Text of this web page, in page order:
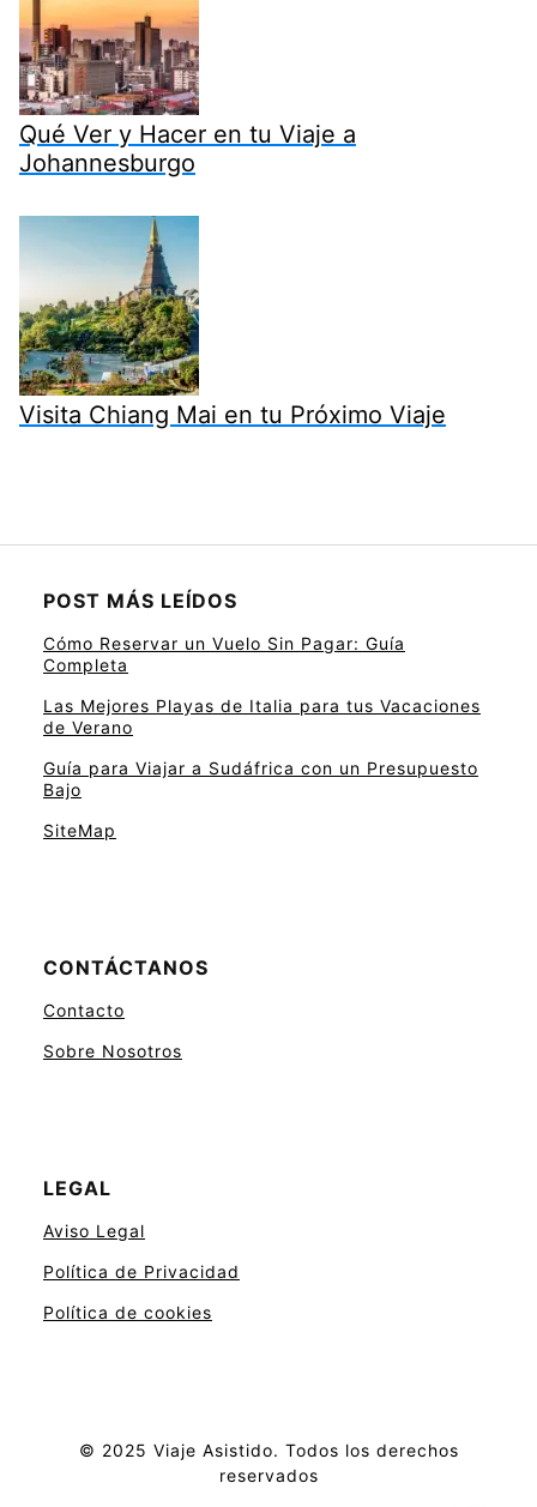
Qué Ver y Hacer en tu Viaje a
Johannesburgo
Visita Chiang Mai en tu Próximo Viaje
POST MÁS LEÍDOS
Cómo Reservar un Vuelo Sin Pagar: Guía
Completa
Las Mejores Playas de Italia para tus Vacaciones
de Verano
Guía para Viajar a Sudáfrica con un Presupuesto
Bajo
SiteMap
CONTÁCTANOS
Contacto
Sobre Nosotros
LEGAL
Aviso Legal
Política de Privacidad
Política de cookies
© 2025 Viaje Asistido. Todos los derechos
reservados